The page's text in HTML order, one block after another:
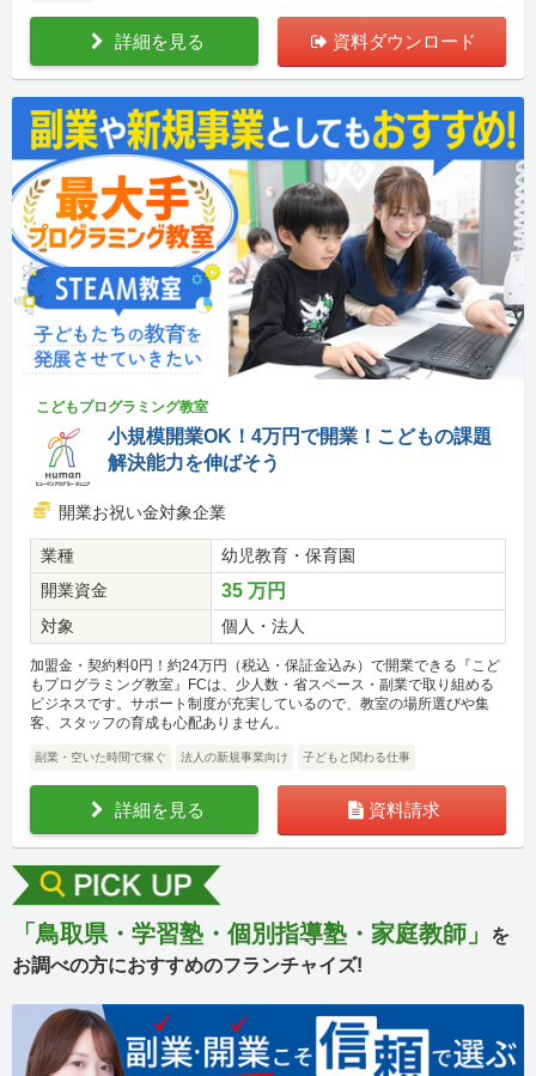
詳細を見る 資料ダウンロード
こどもプログラミング教室
小規模開業OK！4万円で開業！こどもの課題
解決能力を伸ばそう
開業お祝い金対象企業
業種
幼児教育・保育園
開業資金
35 万円
対象 個人・法人
加盟金・契約料0円！約24万円（税込・保証金込み）で開業できる『こど
もプログラミング教室』FCは、少人数・省スペース・副業で取り組める
ビジネスです。サポート制度が充実しているので、教室の場所選びや集
客、スタッフの育成も心配ありません。
副業・空いた時間で稼ぐ 法人の新規事業向け 子どもと関わる仕事
詳細を見る 資料請求
「鳥取県・学習塾・個別指導塾・家庭教師」
を
お調べの方におすすめのフランチャイズ!